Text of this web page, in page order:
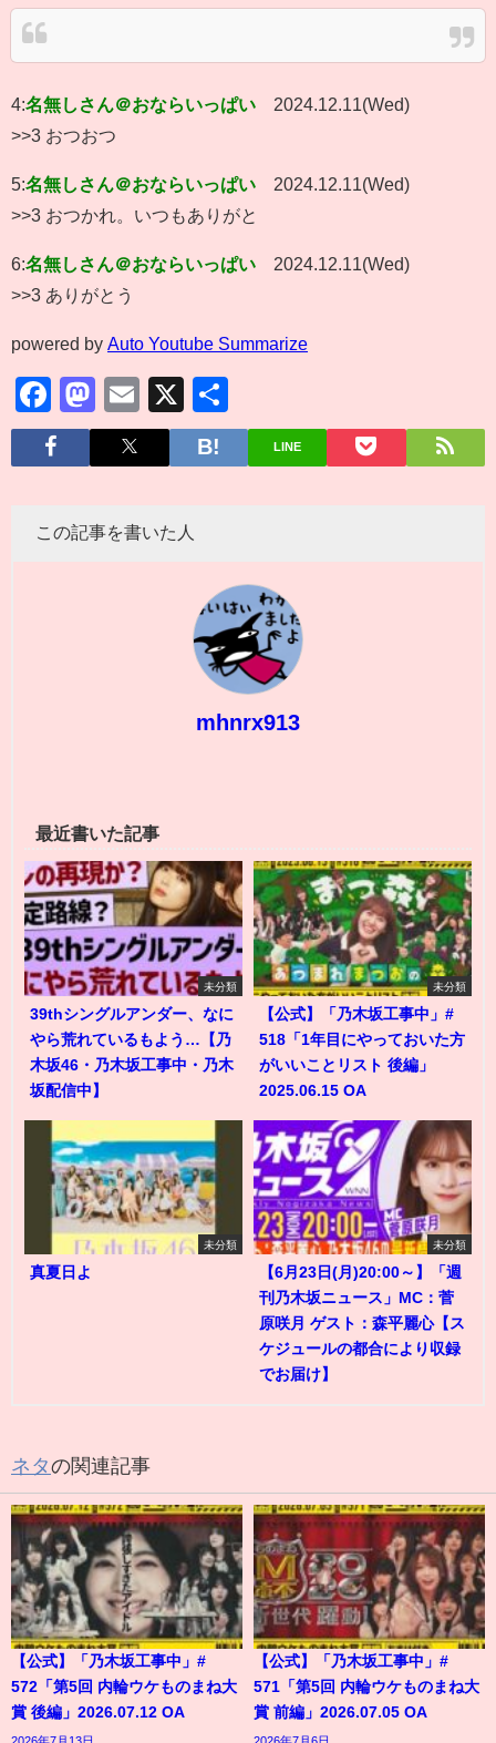
4:名無しさん＠おならいっぱい
2024.12.11(Wed)
>>3 おつおつ
5:名無しさん＠おならいっぱい
2024.12.11(Wed)
>>3 おつかれ。いつもありがと
6:名無しさん＠おならいっぱい
2024.12.11(Wed)
>>3 ありがとう
powered by Auto Youtube Summarize
Facebook
Mastodon
Email
X
有
LINE
この記事を書いた人
mhnrx913
最近書いた記事
未分類
39thシングルアンダー、なに
やら荒れているもよう…【乃
木坂46・乃木坂工事中・乃木
坂配信中】
未分類
【公式】「乃木坂工事中」#
518「1年目にやっておいた方
がいいことリスト 後編」
2025.06.15 OA
未分類
真夏日よ
未分類
【6月23日(月)20:00～】「週
刊乃木坂ニュース」MC：菅
原咲月 ゲスト：森平麗心【ス
ケジュールの都合により収録
でお届け】
ネタの関連記事
【公式】「乃木坂工事中」#
572「第5回 内輪ウケものまね大
賞 後編」2026.07.12 OA
2026年7月13日
【公式】「乃木坂工事中」#
571「第5回 内輪ウケものまね大
賞 前編」2026.07.05 OA
2026年7月6日